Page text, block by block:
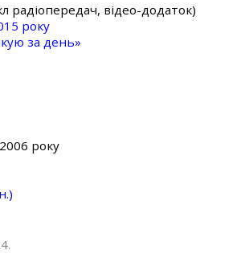
радіопередач, відео-додаток)
року
за день»
року